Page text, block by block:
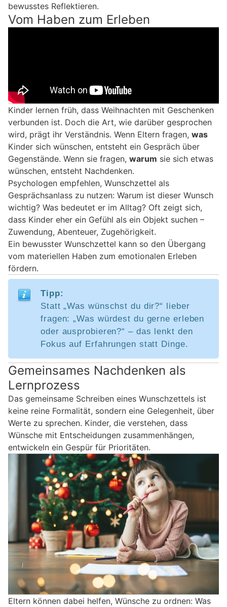
bewusstes Reflektieren.
Vom Haben zum Erleben
Kinder lernen früh, dass Weihnachten mit Geschenken
verbunden ist. Doch die Art, wie darüber gesprochen
wird, prägt ihr Verständnis. Wenn Eltern fragen, was
Kinder sich wünschen, entsteht ein Gespräch über
Gegenstände. Wenn sie fragen, warum sie sich etwas
wünschen, entsteht Nachdenken.
Psychologen empfehlen, Wunschzettel als
Gesprächsanlass zu nutzen: Warum ist dieser Wunsch
wichtig? Was bedeutet er im Alltag? Oft zeigt sich,
dass Kinder eher ein Gefühl als ein Objekt suchen –
Zuwendung, Abenteuer, Zugehörigkeit.
Ein bewusster Wunschzettel kann so den Übergang
vom materiellen Haben zum emotionalen Erleben
fördern.
Tipp:
Statt „Was wünschst du dir?“ lieber
fragen: „Was würdest du gerne erleben
oder ausprobieren?“ – das lenkt den
Fokus auf Erfahrungen statt Dinge.
Gemeinsames Nachdenken als
Lernprozess
Das gemeinsame Schreiben eines Wunschzettels ist
keine reine Formalität, sondern eine Gelegenheit, über
Werte zu sprechen. Kinder, die verstehen, dass
Wünsche mit Entscheidungen zusammenhängen,
entwickeln ein Gespür für Prioritäten.
Eltern können dabei helfen, Wünsche zu ordnen: Was